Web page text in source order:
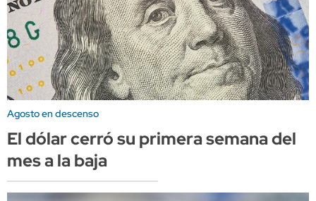
Agosto en descenso
El dólar cerró su primera semana del
mes a la baja